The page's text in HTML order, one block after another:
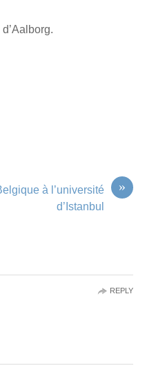
»
à l’université
d’Istanbul
REPLY